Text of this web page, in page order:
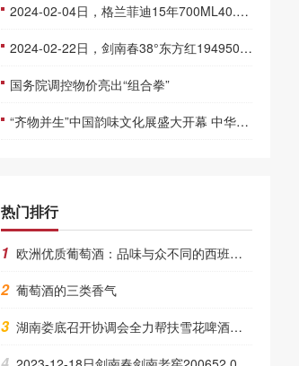
2024-02-04日，格兰菲迪15年700ML40.00度酒每瓶的价格是多少呢？
2024-02-22日，剑南春38°东方红1949500ML38.00度酒每瓶的价格是多少呢？
国务院调控物价亮出“组合拳”
“齐物并生”中国韵味文化展盛大开幕 中华酒和中国非遗名品亮相巴黎
热门排行
1 欧洲优质葡萄酒：品味与众不同的西班牙、意大利风土
2 葡萄酒的三类香气
3 湖南娄底召开协调会全力帮扶雪花啤酒项目早日投产 11-01